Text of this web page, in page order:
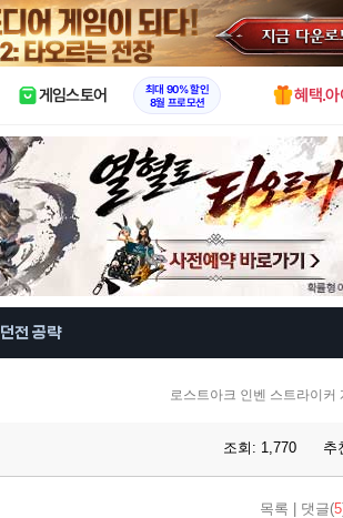
X
게임스토어
최대 90% 할인
8월 프로모션
혜택.
던전 공략
로스트아크 인벤 스트라이커
조회: 1,770 추
목록 댓글(5